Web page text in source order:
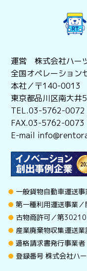
運営 株式会社ハー
全国オペレーション
本社／〒140-0013
東京都品川区南大井
TEL.03-5762-0072
FAX.03-5762-0073
E-mail
一般貨物自動車運送
第一種利用運送事業
古物商許可／第
産業廃棄物収集運送業
適格請求書発行事業者
登録番号 株式会社